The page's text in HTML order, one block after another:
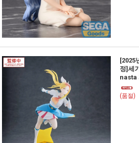
[2025
정]세
nasta
(품절)